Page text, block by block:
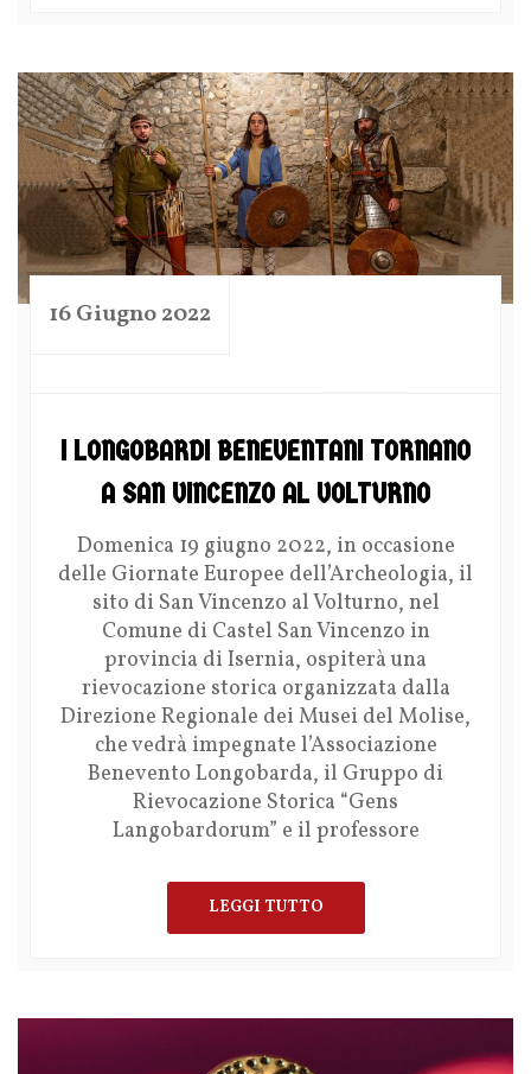
16 Giugno 2022
I LONGOBARDI BENEVENTANI TORNANO
A SAN VINCENZO AL VOLTURNO
Domenica 19 giugno 2022, in occasione
delle Giornate Europee dell’Archeologia, il
sito di San Vincenzo al Volturno, nel
Comune di Castel San Vincenzo in
provincia di Isernia, ospiterà una
rievocazione storica organizzata dalla
Direzione Regionale dei Musei del Molise,
che vedrà impegnate l’Associazione
Benevento Longobarda, il Gruppo di
Rievocazione Storica “Gens
Langobardorum” e il professore
LEGGI TUTTO